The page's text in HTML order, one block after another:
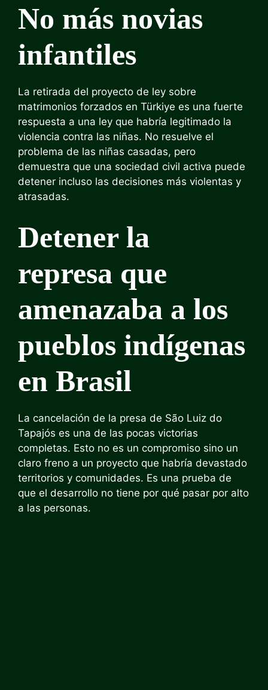
No más novias
infantiles
La retirada del proyecto de ley sobre
matrimonios forzados en Türkiye es una fuerte
respuesta a una ley que habría legitimado la
violencia contra las niñas. No resuelve el
problema de las niñas casadas, pero
demuestra que una sociedad civil activa puede
detener incluso las decisiones más violentas y
atrasadas.
Detener la
represa que
amenazaba a los
pueblos indígenas
en Brasil
La cancelación de la presa de São Luiz do
Tapajós es una de las pocas victorias
completas. Esto no es un compromiso sino un
claro freno a un proyecto que habría devastado
territorios y comunidades. Es una prueba de
que el desarrollo no tiene por qué pasar por alto
a las personas.